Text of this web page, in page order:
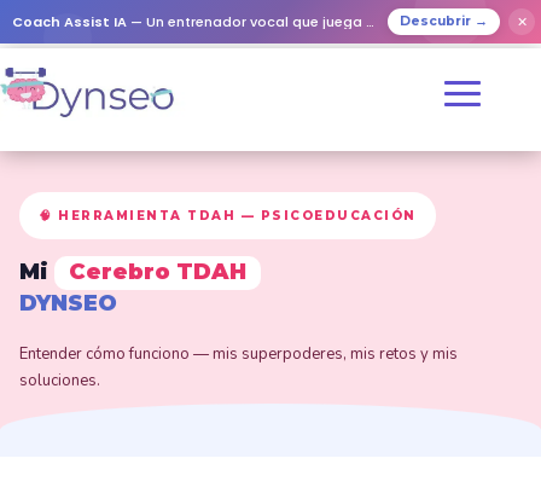
Coach Assist IA — Un entrenador vocal que juega con tus seres queridos Descubrir → ✕
🧠 HERRAMIENTA TDAH — PSICOEDUCACIÓN
Mi
Cerebro TDAH
DYNSEO
Entender cómo funciono — mis superpoderes, mis retos y mis
soluciones.